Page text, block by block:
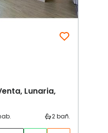
Lunaria,